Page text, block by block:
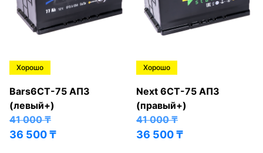
Хорошо
Bars6СТ-75 АПЗ
(левый+)
41 000₸
36 500₸
Хорошо
Next 6СТ-75 АПЗ
(правый+)
41 000₸
36 500₸